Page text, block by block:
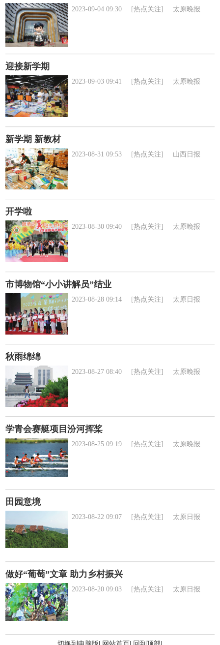
2023-09-04 09:30 [热点关注] 太原晚报
迎接新学期
2023-09-03 09:41 [热点关注] 太原晚报
新学期 新教材
2023-08-31 09:53 [热点关注] 山西日报
开学啦
2023-08-30 09:40 [热点关注] 太原晚报
市博物馆“小小讲解员”结业
2023-08-28 09:14 [热点关注] 太原日报
秋雨绵绵
2023-08-27 08:40 [热点关注] 太原晚报
学青会赛艇项目汾河挥桨
2023-08-25 09:19 [热点关注] 太原晚报
田园意境
2023-08-22 09:07 [热点关注] 太原日报
做好“葡萄”文章 助力乡村振兴
2023-08-20 09:03 [热点关注] 太原日报